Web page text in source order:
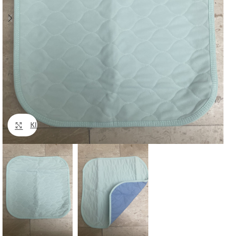
Klik om te vergroten